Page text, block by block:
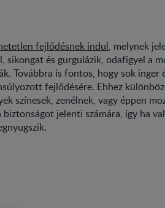
fejlődésnek indul, melynek
és gurgulázik, odafigyel a
Továbbra is fontos, hogy sok inger
fejlődésére. Ehhez
színesek, zenélnek, vagy éppen
jelenti számára, így ha